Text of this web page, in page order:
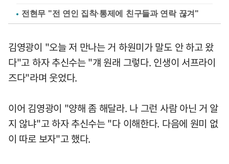
전현무 "전 연인 집착·통제에 친구들과 연락 끊겨"
김영광이 "오늘 저 만나는 거 하원미가 말도 안 하고 왔
다"고 하자 추신수는 "걔 원래 그렇다. 인생이 서프라이
즈다"라며 웃었다.
이어 김영광이 "양해 좀 해달라. 나 그런 사람 아닌 거 알
지 않냐"고 하자 추신수는 "다 이해한다. 다음에 원미 없
이 따로 보자"고 했다.